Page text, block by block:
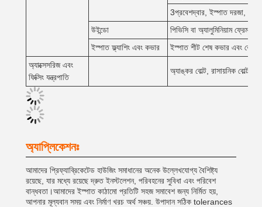
3প্রবেশদ্বার, ইস্পাত দরজা,
উইন্ডো
পিভিসি বা অ্যালুমিনিয়াম ফ্রেম,
ইস্পাত ফ্ল্যাশিং এবং কভার
ইস্পাত শীট শেষ কভার এবং কোণ
অ্যাক্সেসরিজ এবং
ফিক্সিং যন্ত্রপাতি
অ্যাঙ্কর বোল্ট, রাসায়নিক বোল্ট,
অ্যাপ্লিকেশনঃ
আমাদের প্রিফ্যাব্রিকেটেড হাউজিং সমাধানের অনেক উল্লেখযোগ্য বৈশিষ্ট্য
রয়েছে, যার মধ্যে রয়েছে দ্রুত ইনস্টলেশন, পরিবহনের সুবিধা এবং পরিবেশ
বান্ধবতা।আমাদের ইস্পাত কাঠামো প্রতিটি সহজ সমাবেশ জন্য নির্মিত হয়,
আপনার মূল্যবান সময় এবং নির্মাণ খরচ অর্থ সঞ্চয়. উপাদান সঠিক tolerances